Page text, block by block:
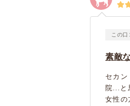
この
素敵
セカ
院...と
女性の